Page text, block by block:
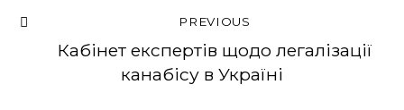
PREVIOUS
Кабінет експертів щодо легалізації
канабісу в Україні